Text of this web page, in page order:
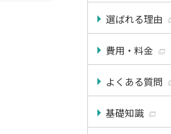
選ばれる理由
費用・料金
よくある質問
基礎知識